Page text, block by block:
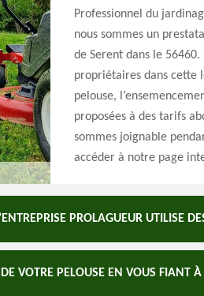
Professionnel du
nous sommes un
de Serent dans le
propriétaires dans cette
pelouse,
proposées à des tarifs
sommes joignable
accéder à notre page
PROLAGUEUR UTILISE
VOTRE PELOUSE EN VOUS FIANT